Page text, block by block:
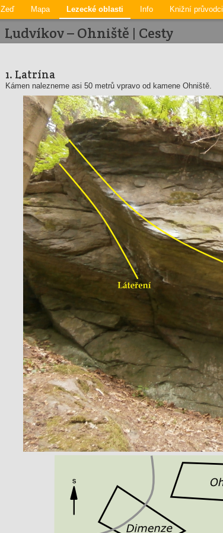
Zeď Mapa Lezecké oblasti Info Knižní průvodci
Ludvíkov – Ohniště | Cesty
1. Latrína
Kámen nalezneme asi 50 metrů vpravo od kamene Ohniště.